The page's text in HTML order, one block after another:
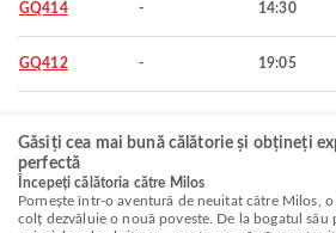
GQ414 - 14:30
GQ412 - 19:05
Găsiți cea mai bună călătorie și obțineți
perfectă
Începeți călătoria către Milos
Pornește într-o aventură de neuitat către Milos,
colț dezvăluie o nouă poveste. De la bogatul